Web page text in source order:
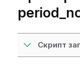
Скрипт